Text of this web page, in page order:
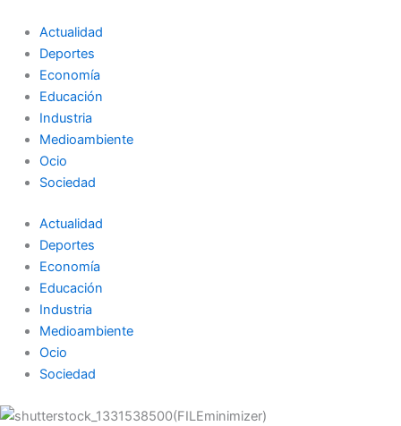
contenido
Actualidad
Deportes
Economía
Educación
Industria
Medioambiente
Ocio
Sociedad
Actualidad
Deportes
Economía
Educación
Industria
Medioambiente
Ocio
Sociedad